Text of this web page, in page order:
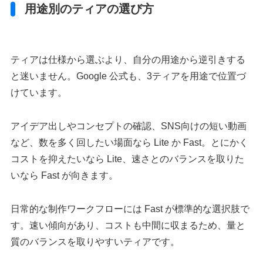
用途別のティアの選び方
ティアは仕様から選ぶより、自分の用途から逆引きする
と迷いません。Google 公式も、3ティアを用途で位置づ
けています。
アイデア出しやコンセプトの確認、SNS向けの短い動画
など、数を多く回したい場面なら Lite か Fast。とにかく
コストを抑えたいなら Lite、速さとのバランスを取りた
いなら Fast が向きます。
日常的な制作ワークフローには Fast が標準的な選択肢で
す。速い傾向があり、コストも中間に収まるため、量と
質のバランスを取りやすいティアです。